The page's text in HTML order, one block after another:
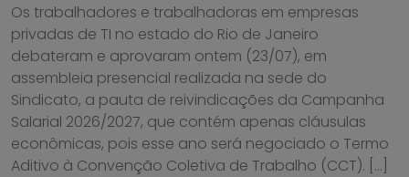
Os trabalhadores e trabalhadoras em empresas
privadas de TI no estado do Rio de Janeiro
debateram e aprovaram ontem (23/07), em
assembleia presencial realizada na sede do
Sindicato, a pauta de reivindicações da Campanha
Salarial 2026/2027, que contém apenas cláusulas
econômicas, pois esse ano será negociado o Termo
Aditivo à Convenção Coletiva de Trabalho (CCT). […]